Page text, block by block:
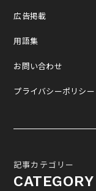
広告掲載
用語集
お問い合わせ
プライバシーポリシー
記事カテゴリー
CATEGORY